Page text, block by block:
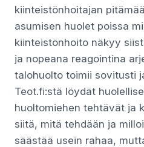
kiinteistönhoitajan
asumisen huolet poissa
kiinteistönhoito näkyy
ja nopeana reagointina
talohuolto toimii sovitusti
Teot.fi:stä löydät
huoltomiehen tehtävät ja
siitä, mitä tehdään ja
säästää usein rahaa,